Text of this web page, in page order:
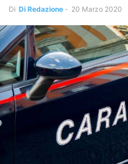
Di Di Redazione - 20 Marzo 2020